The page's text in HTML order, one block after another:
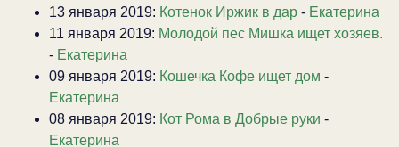
13 января 2019: Котенок Иржик в дар - Екатерина
11 января 2019: Молодой пес Мишка ищет хозяев.
- Екатерина
09 января 2019: Кошечка Кофе ищет дом -
Екатерина
08 января 2019: Кот Рома в Добрые руки -
Екатерина